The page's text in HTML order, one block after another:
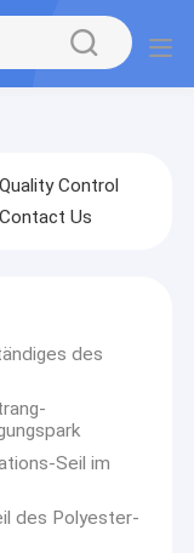
Quality Control
Contact Us
des
Seil im
des Polyester-